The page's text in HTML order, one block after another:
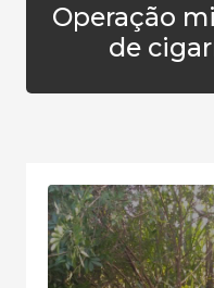
Operação
de